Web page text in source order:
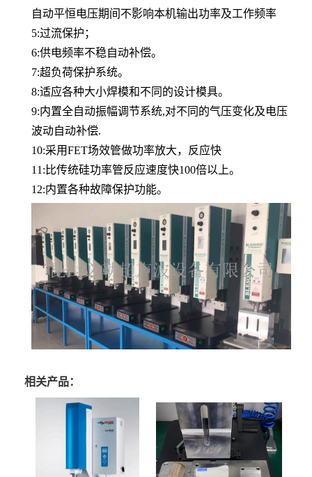
自动平恒电压期间不影响本机输出功率及工作频率
5:过流保护；
6:供电频率不稳自动补偿。
7:超负荷保护系统。
8:适应各种大小焊模和不同的设计模具。
9:内置全自动振幅调节系统,对不同的气压变化及电压
波动自动补偿.
10:采用FET场效管做功率放大，反应快
11:比传统硅功率管反应速度快100倍以上。
12:内置各种故障保护功能。
相关产品：